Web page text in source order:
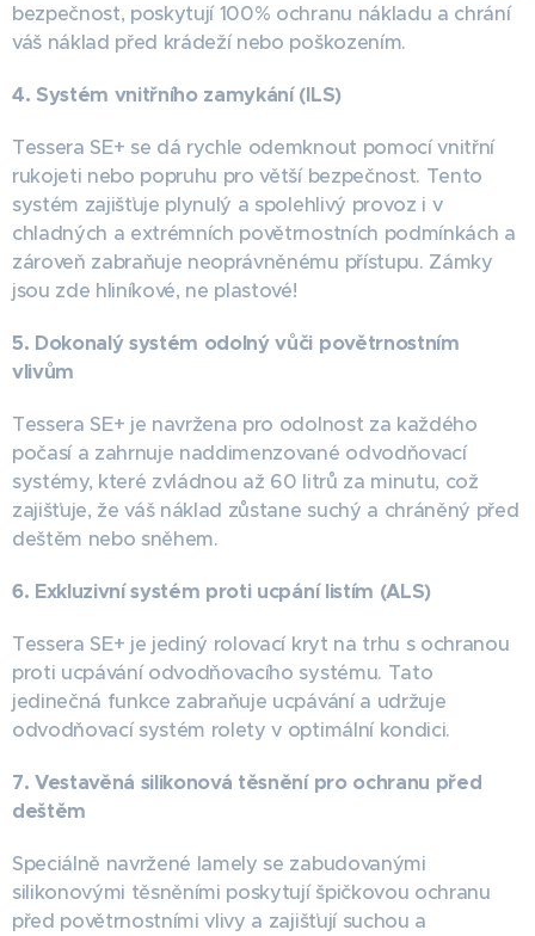
bezpečnost, poskytují 100% ochranu nákladu a chrání
váš náklad před krádeží nebo poškozením.
4. Systém vnitřního zamykání (ILS)
Tessera SE+ se dá rychle odemknout pomocí vnitřní
rukojeti nebo popruhu pro větší bezpečnost. Tento
systém zajišťuje plynulý a spolehlivý provoz i v
chladných a extrémních povětrnostních podmínkách a
zároveň zabraňuje neoprávněnému přístupu. Zámky
jsou zde hliníkové, ne plastové!
5. Dokonalý systém odolný vůči povětrnostním
vlivům
Tessera SE+ je navržena pro odolnost za každého
počasí a zahrnuje naddimenzované odvodňovací
systémy, které zvládnou až 60 litrů za minutu, což
zajišťuje, že váš náklad zůstane suchý a chráněný před
deštěm nebo sněhem.
6. Exkluzivní systém proti ucpání listím (ALS)
Tessera SE+ je jediný rolovací kryt na trhu s ochranou
proti ucpávání odvodňovacího systému. Tato
jedinečná funkce zabraňuje ucpávání a udržuje
odvodňovací systém rolety v optimální kondici.
7. Vestavěná silikonová těsnění pro ochranu před
deštěm
Speciálně navržené lamely se zabudovanými
silikonovými těsněními poskytují špičkovou ochranu
před povětrnostními vlivy a zajišťují suchou a